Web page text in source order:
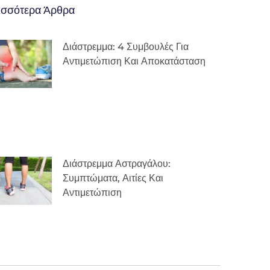
Άρθρα
Διάστρεμμα: 4 Συμβουλές Για
Αντιμετώπιση Και Αποκατάσταση
Διάστρεμμα Αστραγάλου:
Συμπτώματα, Αιτίες Και
Αντιμετώπιση